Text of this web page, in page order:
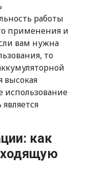
работы
применения и
вам нужна
то
высокая
как